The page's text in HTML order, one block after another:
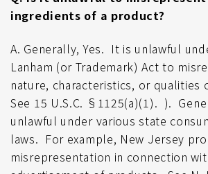
ingredients of a product?
A. Generally, Yes. It is unlawful
Lanham (or Trademark) Act to
nature, characteristics, or qualities
See 15 U.S.C. §1125(a)(1). ).
unlawful under various state
laws. For example, New Jersey
misrepresentation in connection